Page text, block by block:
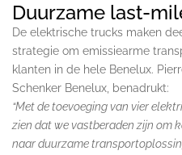
Duurzame last-
De elektrische trucks maken
strategie om emissiearme
klanten in de hele Benelux.
Schenker Benelux, benadrukt:
“Met de toevoeging van vier
zien dat we vastberaden zijn om
naar duurzame